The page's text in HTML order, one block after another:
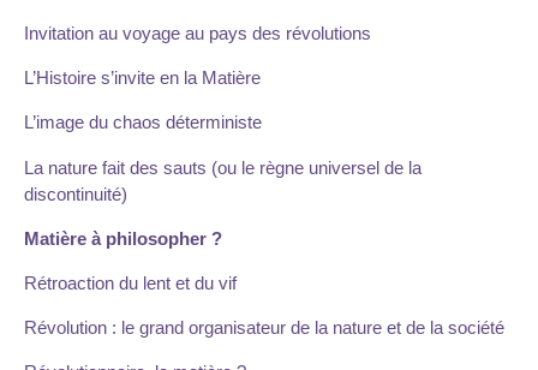
Invitation au voyage au pays des révolutions
L’Histoire s’invite en la Matière
L’image du chaos déterministe
La nature fait des sauts (ou le règne universel de la
discontinuité)
Matière à philosopher ?
Rétroaction du lent et du vif
Révolution : le grand organisateur de la nature et de la société